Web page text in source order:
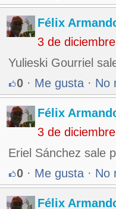
Félix
3 de
Yulieski Gourriel
0 · Me gusta · No
Félix
3 de
Eriel Sánchez sale
0 · Me gusta · No
Félix